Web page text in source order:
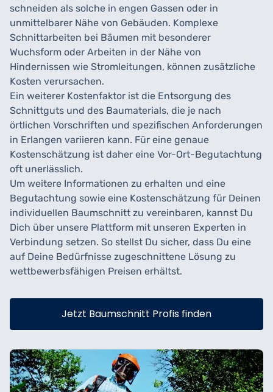
schneiden als solche in engen Gassen oder in
unmittelbarer Nähe von Gebäuden. Komplexe
Schnittarbeiten bei Bäumen mit besonderer
Wuchsform oder Arbeiten in der Nähe von
Hindernissen wie Stromleitungen, können zusätzliche
Kosten verursachen.
Ein weiterer Kostenfaktor ist die Entsorgung des
Schnittguts und des Baumaterials, die je nach
örtlichen Vorschriften und spezifischen Anforderungen
in Erlangen variieren kann. Für eine genaue
Kostenschätzung ist daher eine Vor-Ort-Begutachtung
oft unerlässlich.
Um weitere Informationen zu erhalten und eine
Begutachtung sowie eine Kostenschätzung für Deinen
individuellen Baumschnitt zu vereinbaren, kannst Du
Dich über unsere Plattform mit unseren Experten in
Verbindung setzen. So stellst Du sicher, dass Du eine
auf Deine Bedürfnisse zugeschnittene Lösung zu
wettbewerbsfähigen Preisen erhältst.
Jetzt Baumschnitt Profis finden